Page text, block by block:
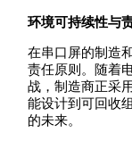
环境可持续性与
在串口屏的制造
责任原则。随着
战，制造商正采
能设计到可回收
的未来。